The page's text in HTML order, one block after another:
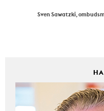
Sven Sawatzki,